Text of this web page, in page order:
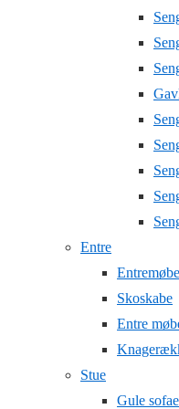
Entre
Skoskabe
Entre
Stue
Gule